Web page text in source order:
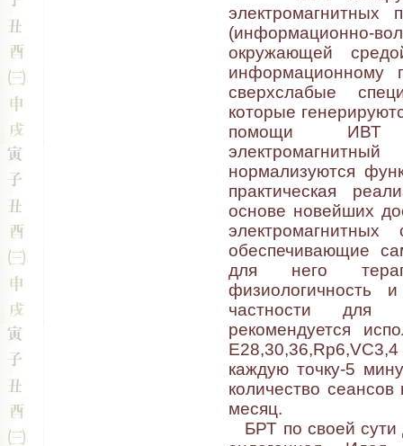
электромагнитных
(информационно-
окружающей
информационному
сверхслабые
которые
помощи ИВТ
нормализуются
практическая
основе новейших
обеспечивающие
для него
физиологичность
частности для
рекомендуется
каждую точку-5
количество
месяц.
БРТ по своей сути